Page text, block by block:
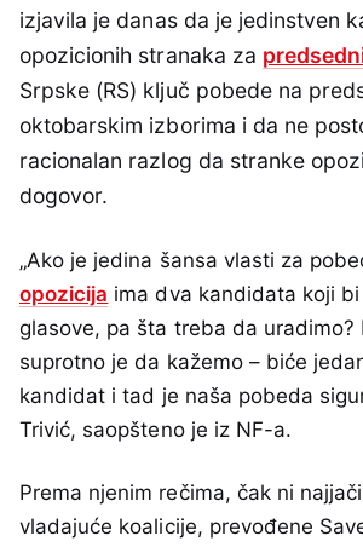
izjavila je danas da je jedinstven
opozicionih stranaka za
Srpske (RS) ključ pobede na
oktobarskim izborima i da ne
racionalan razlog da stranke
dogovor.
„Ako je jedina šansa vlasti za
opozicija ima dva kandidata koji bi
glasove, pa šta treba da uradimo?
suprotno je da kažemo – biće
kandidat i tad je naša pobeda
Trivić, saopšteno je iz NF-a.
Prema njenim rečima, čak ni
vladajuće koalicije, prevođene